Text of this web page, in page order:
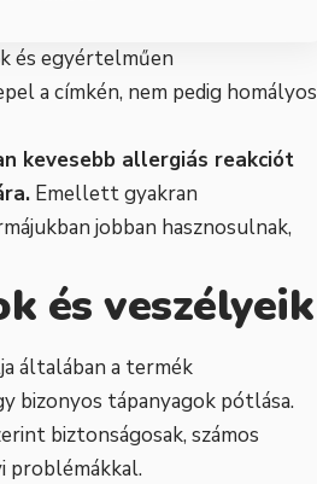
és egyértelműen
a címkén, nem pedig homályos
kevesebb allergiás reakciót
Emellett gyakran
jobban hasznosulnak,
és veszélyeik
általában a termék
bizonyos tápanyagok pótlása.
biztonságosak, számos
problémákkal.